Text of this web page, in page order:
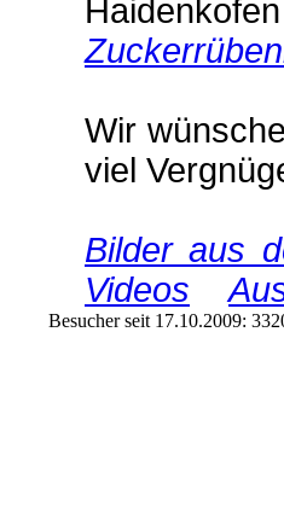
Wir
viel
Bilder aus
Videos
Besucher seit 17.10.2009: